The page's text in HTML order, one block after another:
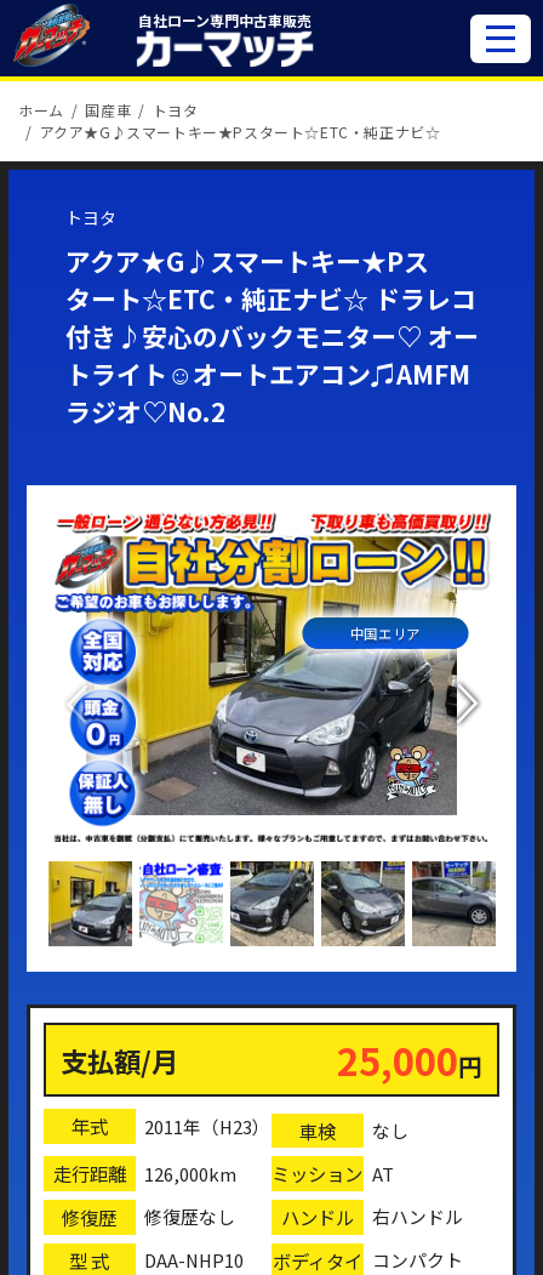
自社ローン専門中古車販売
ホーム 国産車
トヨタ
アクア★G♪スマートキー★Pスタート☆ETC・純正ナビ☆
トヨタ
アクア★G♪スマートキー★Pス
タート☆ETC・純正ナビ☆ ドラレコ
付き♪安心のバックモニター♡ オー
トライト☺オートエアコン♫AMFM
ラジオ♡No.2
中国エリア
支払額/月 25,000円
年式 2011年（H23） 車検 なし
走行距離 126,000km ミッション AT
修復歴 修復歴なし ハンドル 右ハンドル
型 式 DAA-NHP10
ボディタイ コンパクト